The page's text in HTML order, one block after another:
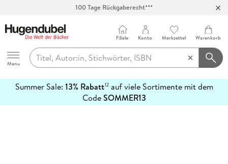
100 Tage Rückgaberecht***
Hugendubel
Menu
Filiale Konto Merkzettel Warenkorb
Summer Sale: 13% Rabatt12auf viele Sortimente mit dem
CodeSOMMER13
erfahren